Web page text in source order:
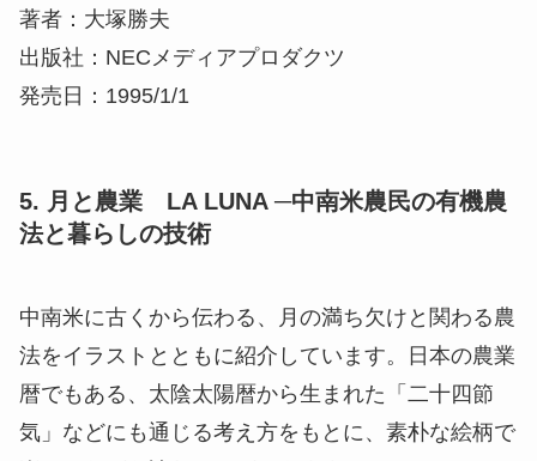
著者：大塚勝夫
出版社：NECメディアプロダクツ
発売日：1995/1/1
5. 月と農業 LA LUNA ─中南米農民の有機農
法と暮らしの技術
中南米に古くから伝わる、月の満ち欠けと関わる農
法をイラストとともに紹介しています。日本の農業
暦でもある、太陰太陽暦から生まれた「二十四節
気」などにも通じる考え方をもとに、素朴な絵柄で